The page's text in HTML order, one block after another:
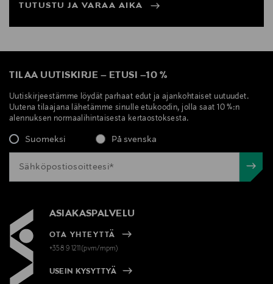
TUTUSTU JA VARAA AIKA
TILAA UUTISKIRJE – ETUSI –10 %
Uutiskirjeestämme löydät parhaat edut ja ajankohtaiset uutuudet.
Uutena tilaajana lähetämme sinulle etukoodin, jolla saat 10 %:n
alennuksen normaalihintaisesta kertaostoksesta.
Suomeksi På svenska
ASIAKASPALVELU
OTA YHTEYTTÄ
+358 9 1211(pvm/mpm)
USEIN KYSYTTYÄ